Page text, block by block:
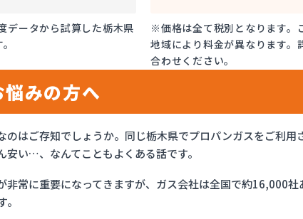
ータから試算した栃木県
※価格は全て税別となります。
地域により料金が異なります。
合わせください。
みの方へ
のはご存知でしょうか。同じ栃木県でプロパンガスをご利用
い…、なんてこともよくある話です。
非常に重要になってきますが、ガス会社は全国で約16,000